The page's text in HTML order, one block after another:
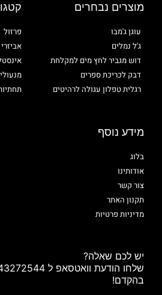
מוצרים נבחרים
עוגן ג'מבו
ג'ל נמלים
דוש מגביר לחץ מים למקלחת
דבק לכריכת ספרים
רגלית טפלון עגולה לרהיטים
פרזול
מידע נוסף
בלוג
אודותינו
צור קשר
תקנון האתר
מדיניות פרטיות
יש לכם שאלה?
בהקדם!